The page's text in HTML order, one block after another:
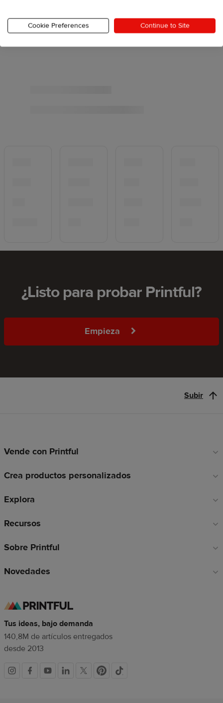
¿Listo para probar Printful?
Empieza
Subir
Enlaces
pie
página
Vende con Printful
Crea productos personalizados
Explora
Recursos
Sobre Printful
Novedades
Tus ideas, bajo demanda
140,8M de artículos entregados
desde 2013
Redes
Cookie Preferences Continue to Site